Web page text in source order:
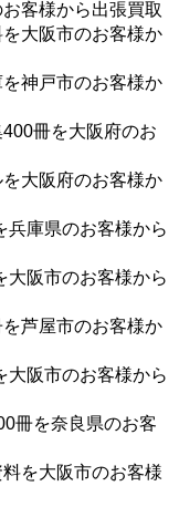
客様から出張買取
大阪市のお客様か
神戸市のお客様か
冊を大阪府のお
大阪府のお客様か
兵庫県のお客様から
大阪市のお客様から
芦屋市のお客様か
大阪市のお客様から
冊を奈良県のお客
を大阪市のお客様